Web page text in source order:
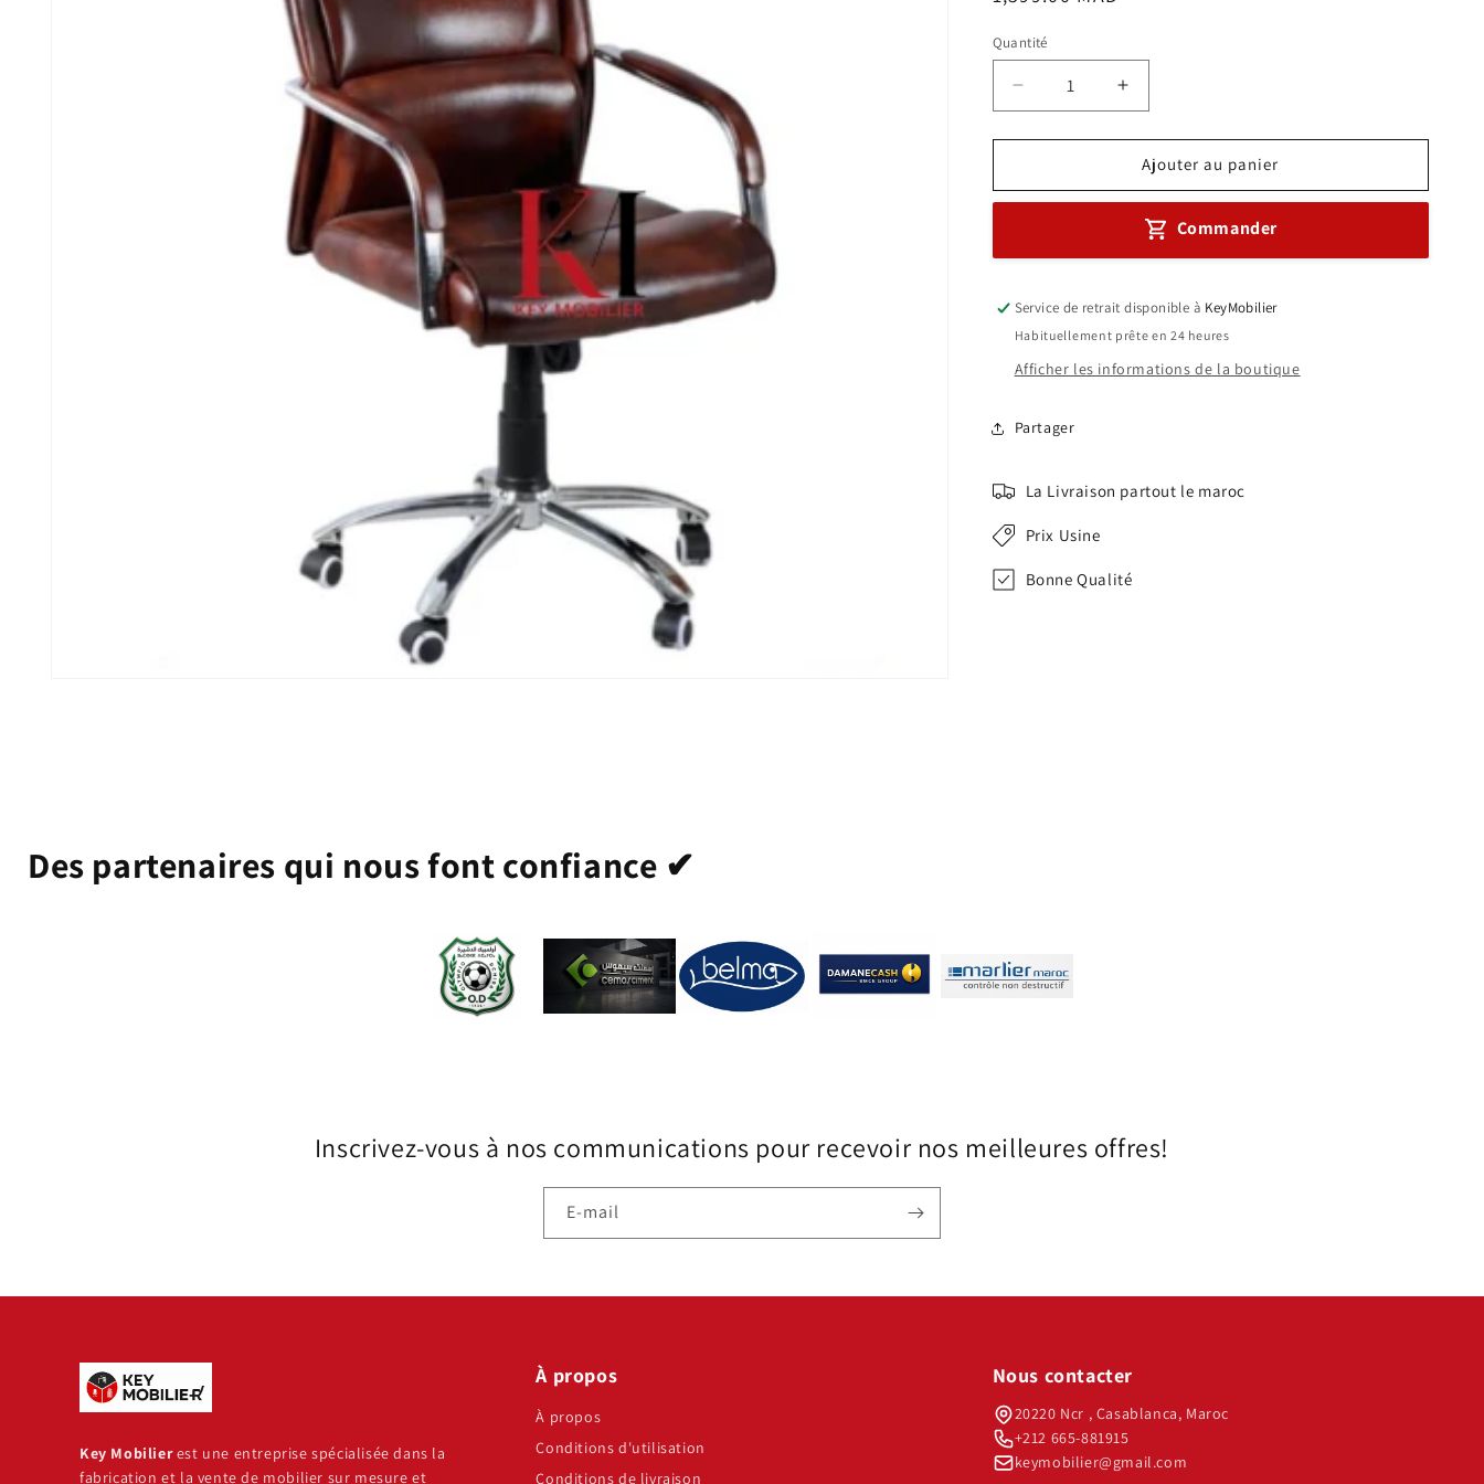
Quantité
Réduire
la
quantité
Fauteuil
Réf
Augmenter
la
quantité
de
Fauteuil
Schon
Réf
Ajouter au panier
Commander
Service de retrait disponible à KeyMobilier
Habituellement prête en 24 heures
Afficher les informations de la boutique
Partager
La Livraison partout le maroc
Prix Usine
Bonne Qualité
Des partenaires qui nous font confiance ✔
Inscrivez-vous à nos communications pour recevoir nos meilleures offres!
E-mail
Key Mobilierest une entreprise spécialisée dans la
fabrication et la vente de mobilier sur mesure et
À propos
À propos
Conditions d'utilisation
Conditions de livraison
Nous contacter
20220 Ncr , Casablanca, Maroc
+212 665-881915
keymobilier@gmail.com